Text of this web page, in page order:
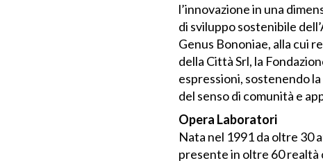
l’innovazione in una
di sviluppo sostenibile
Genus Bononiae, alla cui
della Città Srl, la
espressioni, sostenendo
del senso di comunità e
Opera Laboratori
Nata nel 1991 da oltre 30
presente in oltre 60 realtà